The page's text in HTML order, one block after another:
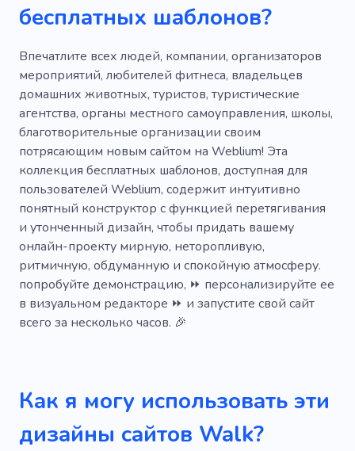
Дайвинг
Удочка
Экскурсия
Фототур
Воды Парк
Туроператор
Фургон
Путешествие
Езда на велосипеде
Бронирование
Кемпинг
Лазание Лес
Велосипед
Биоразнообразие
Пустыня
Охота
Джунгли
Бильярдный клуб
Атмосферное место
Хобби
бесплатных шаблонов?
Впечатлите всех людей, компании, организаторов
мероприятий, любителей фитнеса, владельцев
домашних животных, туристов, туристические
агентства, органы местного самоуправления, школы,
благотворительные организации своим
потрясающим новым сайтом на Weblium! Эта
коллекция бесплатных шаблонов, доступная для
пользователей Weblium, содержит интуитивно
понятный конструктор с функцией перетягивания
и утонченный дизайн, чтобы придать вашему
онлайн-проекту мирную, неторопливую,
ритмичную, обдуманную и спокойную атмосферу.
попробуйте демонстрацию, ⏩ персонализируйте ее
в визуальном редакторе ⏩ и запустите свой сайт
всего за несколько часов. 🎉
Как я могу использовать эти
дизайны сайтов Walk?